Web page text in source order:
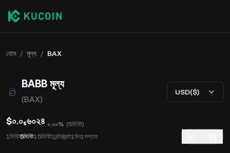
হোম / মূল্য / BAX
BABB মূল্য
(BAX)
USD($)
$০.০₅৬০২৪ ০.০০% (5মিনিট)
1মিনিট5মিনিট15মিনিট1ঘন্টা8ঘন্টা1দিন1সপ্তাহ